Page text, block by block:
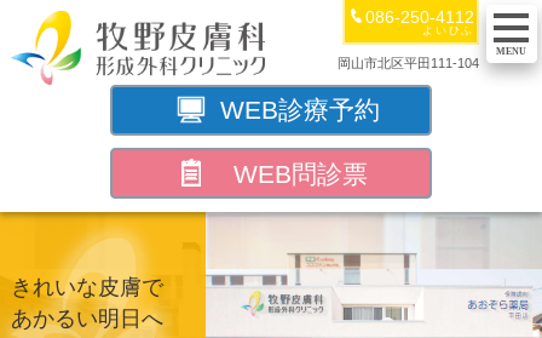
岡山市北区【牧野皮膚科形成外科
086-250-4112
よいひふ
岡山市北区平田111-104
WEB診療予約
WEB問診票
きれいな皮膚で
あかるい明日へ